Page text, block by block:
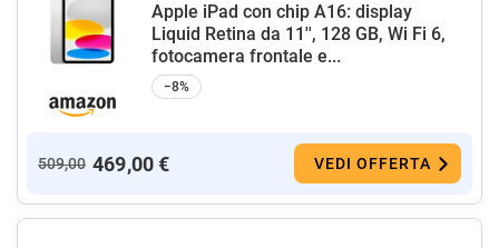
Apple iPad con chip A16: display
Liquid Retina da 11'', 128 GB, Wi Fi 6,
fotocamera frontale e...
−8%
509,00 469,00 € VEDI OFFERTA